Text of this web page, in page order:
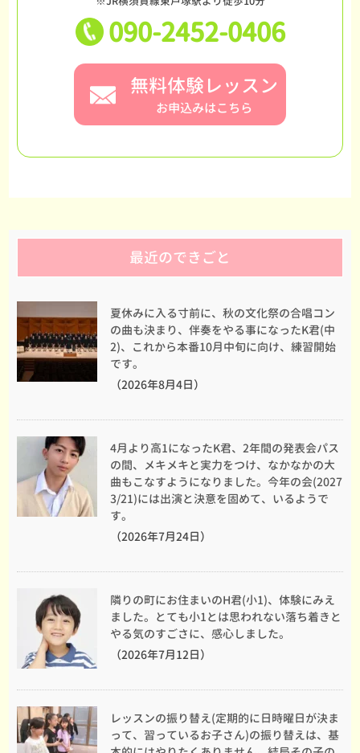
090-2452-0406
無料体験レッスン
お申込みはこちら
最近のできごと
夏休みに入る寸前に、秋の文化祭の合唱コン
の曲も決まり、伴奏をやる事になったK君(中
2)、これから本番10月中旬に向け、練習開始
です。
（2026年8月4日）
4月より高1になったK君、2年間の発表会パス
の間、メキメキと実力をつけ、なかなかの大
曲もこなすようになりました。今年の会(2027
3/21)には出演と決意を固めて、いるようで
す。
（2026年7月24日）
隣りの町にお住まいのH君(小1)、体験にみえ
ました。とても小1とは思われない落ち着きと
やる気のすごさに、感心しました。
（2026年7月12日）
レッスンの振り替え(定期的に日時曜日が決ま
って、習っているお子さん)の振り替えは、基